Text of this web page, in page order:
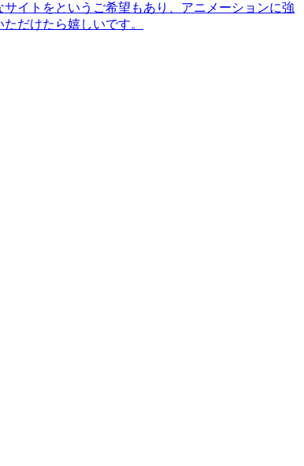
イトをというご希望もあり、アニメーションに強
だけたら嬉しいです。